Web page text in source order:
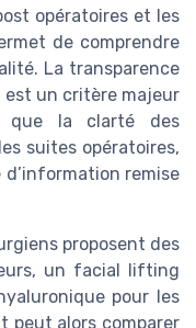
opératoires et les
de comprendre
La transparence
est un critère majeur
que la clarté des
suites opératoires,
remise
proposent des
un facial lifting
pour les
peut alors comparer